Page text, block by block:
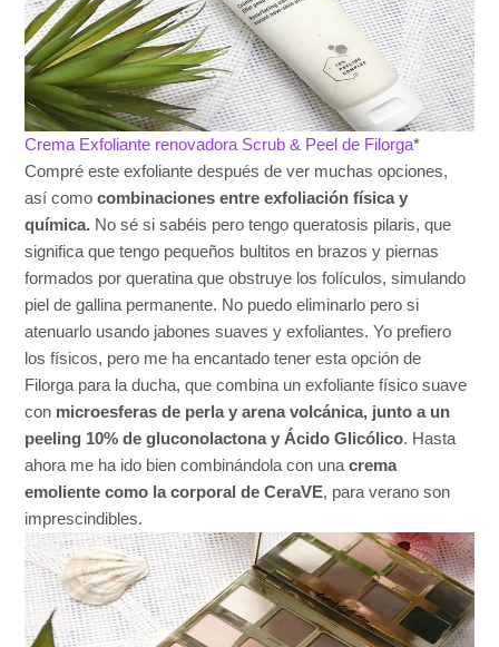
Crema Exfoliante renovadora Scrub & Peel de Filorga*
Compré este exfoliante después de ver muchas opciones,
así comocombinaciones entre exfoliación física y
química. No sé si sabéis pero tengo queratosis pilaris, que
significa que tengo pequeños bultitos en brazos y piernas
formados por queratina que obstruye los folículos, simulando
piel de gallina permanente. No puedo eliminarlo pero si
atenuarlo usando jabones suaves y exfoliantes. Yo prefiero
los físicos, pero me ha encantado tener esta opción de
Filorga para la ducha, que combina un exfoliante físico suave
con microesferas de perla y arena volcánica, junto a un
peeling 10% de gluconolactona y Ácido Glicólico. Hasta
ahora me ha ido bien combinándola con unacrema
emoliente como la corporal de CeraVE, para verano son
imprescindibles.